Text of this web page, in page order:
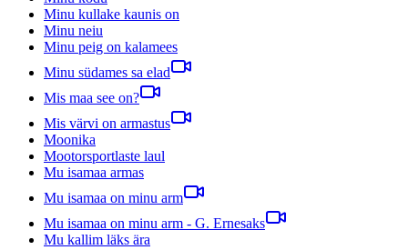
Minu kullake kaunis on
Minu neiu
Minu peig on kalamees
Minu südames sa elad
Mis maa see on?
Mis värvi on armastus
Moonika
Mootorsportlaste laul
Mu isamaa armas
Mu isamaa on minu arm
Mu isamaa on minu arm - G. Ernesaks
Mu kallim läks ära